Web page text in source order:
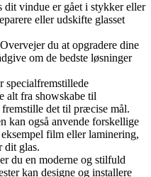
dit vindue er gået i stykker eller
eller udskifte glasset
Overvejer du at opgradere dine
om de bedste løsninger
specialfremstillede
alt fra showskabe til
det til præcise mål.
kan også anvende forskellige
film eller laminering,
dit glas.
du en moderne og stilfuld
kan designe og installere